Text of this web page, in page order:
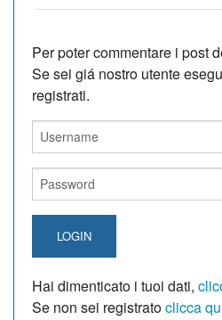
Per poter commentare i post
Se sei giá nostro utente
registrati.
LOGIN
Hai dimenticato i tuoi dati,
Se non sei registratoclicca